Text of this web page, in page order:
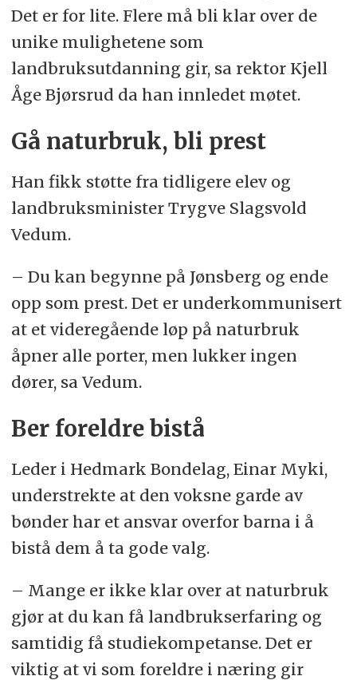
Det er for lite. Flere må bli klar over de
unike mulighetene som
landbruksutdanning gir, sa rektor Kjell
Åge Bjørsrud da han innledet møtet.
Gå naturbruk, bli prest
Han fikk støtte fra tidligere elev og
landbruksminister Trygve Slagsvold
Vedum.
– Du kan begynne på Jønsberg og ende
opp som prest. Det er underkommunisert
at et videregående løp på naturbruk
åpner alle porter, men lukker ingen
dører, sa Vedum.
Ber foreldre bistå
Leder i Hedmark Bondelag, Einar Myki,
understrekte at den voksne garde av
bønder har et ansvar overfor barna i å
bistå dem å ta gode valg.
– Mange er ikke klar over at naturbruk
gjør at du kan få landbrukserfaring og
samtidig få studiekompetanse. Det er
viktig at vi som foreldre i næring gir